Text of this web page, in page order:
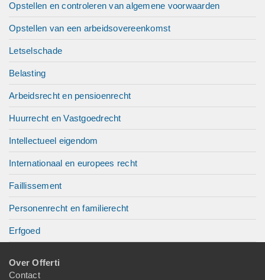
Opstellen en controleren van algemene voorwaarden
Opstellen van een arbeidsovereenkomst
Letselschade
Belasting
Arbeidsrecht en pensioenrecht
Huurrecht en Vastgoedrecht
Intellectueel eigendom
Internationaal en europees recht
Faillissement
Personenrecht en familierecht
Erfgoed
Over Offerti
Contact